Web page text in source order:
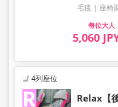
毛毯 座椅
大人
5,060
4列座位
Relax【